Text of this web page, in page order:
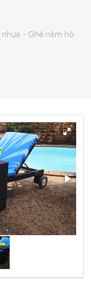
- Ghế nằm hồ